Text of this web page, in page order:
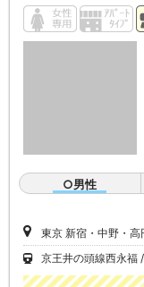
○男性
東京 新宿・中野・高
京王井の頭線西永福